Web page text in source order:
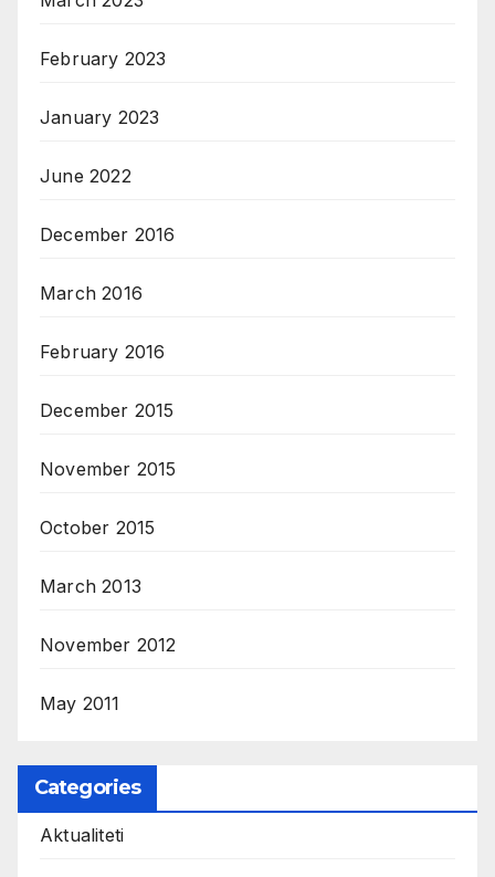
February 2023
January 2023
June 2022
December 2016
March 2016
February 2016
December 2015
November 2015
October 2015
March 2013
November 2012
May 2011
Categories
Aktualiteti